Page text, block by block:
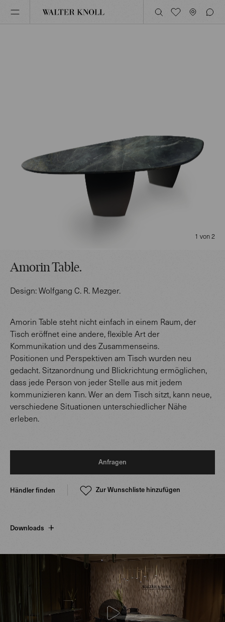
Amorin Table.
Design:Wolfgang C. R. Mezger.
Amorin Table steht nicht einfach in einem Raum, der
Tisch eröffnet eine andere, flexible Art der
Kommunikation und des Zusammenseins.
Positionen und Perspektiven am Tisch wurden neu
gedacht. Sitzanordnung und Blickrichtung ermöglichen,
dass jede Person von jeder Stelle aus mit jedem
kommunizieren kann. Wer an dem Tisch sitzt, kann neue,
verschiedene Situationen unterschiedlicher Nähe
erleben.
Anfragen
Händler finden Zur Wunschliste hinzufügen
Downloads
1 von 2